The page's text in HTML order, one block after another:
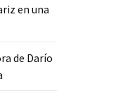
en una
de Darío